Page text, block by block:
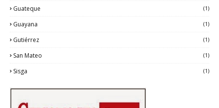
Guateque (1)
Guayana (1)
Gutiérrez (1)
San Mateo (1)
Sisga (1)